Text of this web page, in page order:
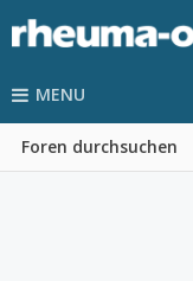
MENU
Foren durchsuchen